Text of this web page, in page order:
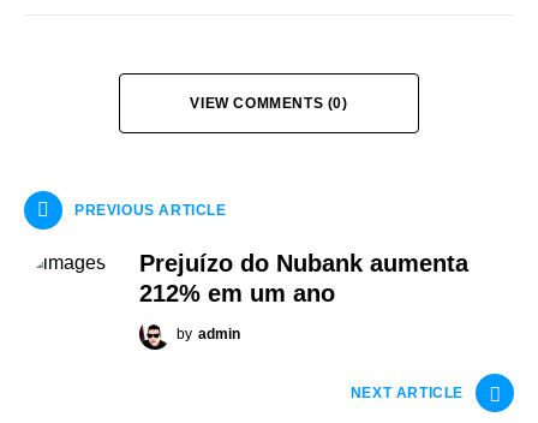
VIEW COMMENTS (0)
PREVIOUS ARTICLE
Prejuízo do Nubank aumenta
212% em um ano
by admin
NEXT ARTICLE